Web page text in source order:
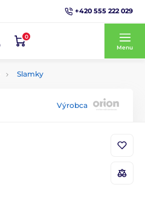
+420 555 222 029
0
Menu
Slamky
Výrobca